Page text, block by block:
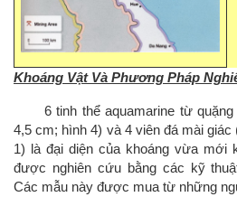
Khoáng Vật Và Phương Pháp
6 tinh thể aquamarine từ
4,5 cm; hình 4) và 4 viên đá mài
1) là đại diện của khoáng vừa mới
được nghiên cứu bằng các kỹ
Các mẫu này được mua từ những